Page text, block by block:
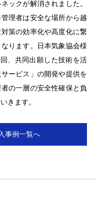
ックが解消されました。
理者は安全な場所から越
策の効率化や高度化に繋
ります。日本気象協会様
、共同出願した技術を活
ービス」の開発や提供を
の一層の安全性確保と負
きます。
事例一覧へ